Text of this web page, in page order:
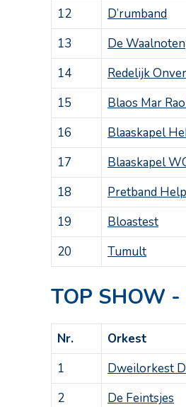
12
D’rumband
13
De Waalnoten
14
Redelijk
15
Blaos Mar
16
Blaaskapel
17
Blaaskapel
18
Pretband
19
Bloastest
20
Tumult
TOP SHOW
Nr. Orkest
1
Dweilorkest
2
De Feintsjes